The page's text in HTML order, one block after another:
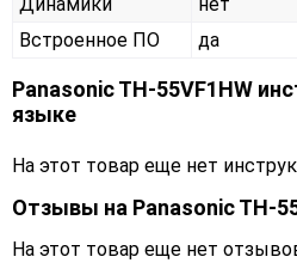
Встроенное ПО
да
Panasonic TH-55VF1HW
языке
На этот товар еще нет
Отзывы на Panasonic TH-
На этот товар еще нет